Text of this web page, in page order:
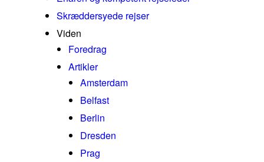
Skræddersyede rejser
Viden
Foredrag
Artikler
Amsterdam
Belfast
Berlin
Dresden
Prag